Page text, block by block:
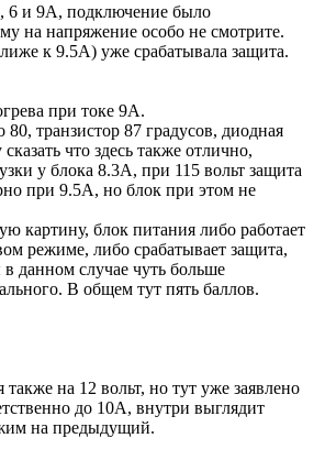
6 и 9А, подключение было
на напряжение особо не смотрите.
к 9.5А) уже срабатывала защита.
при токе 9А.
транзистор 87 градусов, диодная
что здесь также отлично,
у блока 8.3А, при 115 вольт защита
при 9.5А, но блок при этом не
картину, блок питания либо работает
режиме, либо срабатывает защита,
данном случае чуть больше
В общем тут пять баллов.
на 12 вольт, но тут уже заявлено
до 10А, внутри выглядит
на предыдущий.